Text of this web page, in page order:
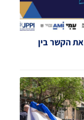
הקשר בין